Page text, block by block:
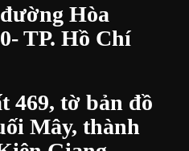
Hòa
TP. Hồ Chí
469, tờ bản đồ
Mây, thành